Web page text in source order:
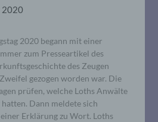
2020
2020 begann mit einer
zum Presseartikel des
des Zeugen
gezogen worden war. Die
prüfen, welche Loths Anwälte
Dann meldete sich
Erklärung zu Wort. Loths